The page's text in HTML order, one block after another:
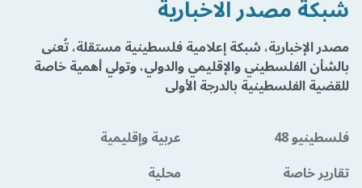
شبكة مصدر الاخبارية
مصدر الإخبارية، شبكة إعلامية فلسطينية مستقلة، تُعنى
بالشأن الفلسطيني والإقليمي والدولي، وتولي أهمية خاصة
للقضية الفلسطينية بالدرجة الأولى
فلسطينيو 48
عربية وإقليمية
تقارير خاصة
محلية